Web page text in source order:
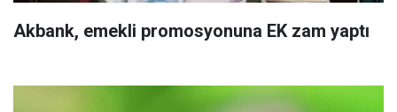
Akbank, emekli promosyonuna EK zam yaptı